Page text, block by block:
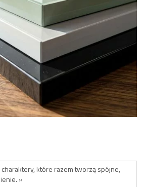
które razem tworzą spójne,
»